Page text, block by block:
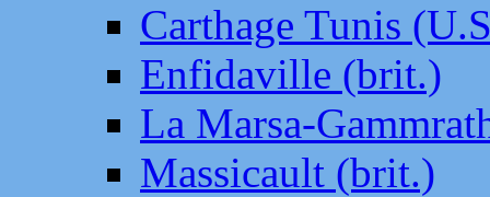
Carthage Tunis
Enfidaville (brit.)
La Marsa-
Massicault (brit.)